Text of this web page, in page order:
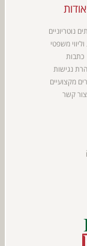
אודות
נוטריוניים
וליווי משפטי
כתבות
נגישות
מקצועיים
צור קשר